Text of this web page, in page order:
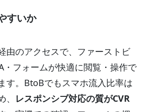
すいか
由のアクセスで、ファーストビ
・フォームが快適に閲覧・操作で
す。BtoBでもスマホ流入比率は
レスポンシブ対応の質がCVR